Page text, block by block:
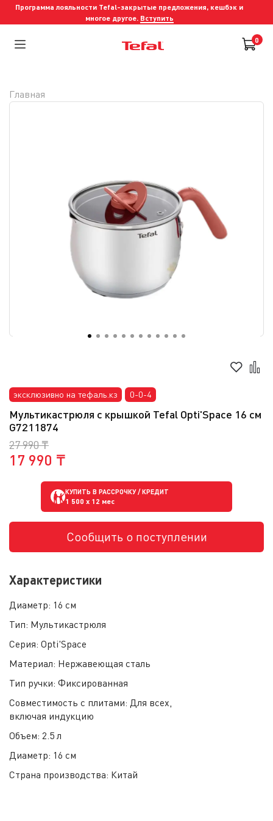
Программа лояльности Tefal-закрытые предложения, кешбэк и
многое другое. Вступить
0
эксклюзивно на тефаль.кз 0-0-4
Мультикастрюля с крышкой Tefal Opti'Space 16 см
G7211874
27 990 ₸
17 990 ₸
КУПИТЬ В РАССРОЧКУ / КРЕДИТ
1 500 x 12 мес
Сообщить о поступлении
Характеристики
Диаметр: 16 см
Тип: Мультикастрюля
Серия: Opti'Space
Материал: Нержавеющая сталь
Тип ручки: Фиксированная
Совместимость с плитами: Для всех,
включая индукцию
Объем: 2.5 л
Диаметр: 16 см
Страна производства: Китай
Главная